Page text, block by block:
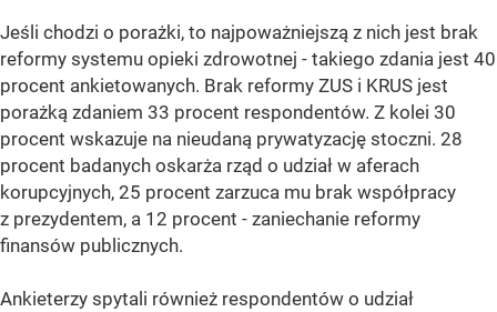
Jeśli chodzi o porażki, to najpoważniejszą z nich jest brak
reformy systemu opieki zdrowotnej - takiego zdania jest 40
procent ankietowanych. Brak reformy ZUS i KRUS jest
porażką zdaniem 33 procent respondentów. Z kolei 30
procent wskazuje na nieudaną prywatyzację stoczni. 28
procent badanych oskarża rząd o udział w aferach
korupcyjnych, 25 procent zarzuca mu brak współpracy
z prezydentem, a 12 procent - zaniechanie reformy
finansów publicznych.
Ankieterzy spytali również respondentów o udział